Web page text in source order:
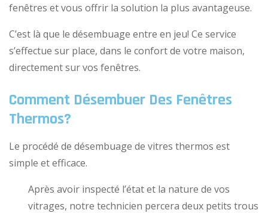
fenêtres et vous offrir la solution la plus avantageuse.
C’est là que le désembuage entre en jeu! Ce service
s’effectue sur place, dans le confort de votre maison,
directement sur vos fenêtres.
Comment Désembuer Des Fenêtres
Thermos?
Le procédé de désembuage de vitres thermos est
simple et efficace.
Après avoir inspecté l’état et la nature de vos
vitrages, notre technicien percera deux petits trous